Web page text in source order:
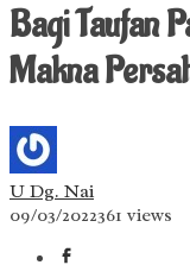
Bagi Taufan
Makna
U Dg. Nai
09/03/2022361 views